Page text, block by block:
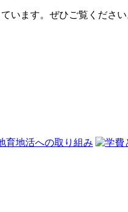
います。ぜひご覧ください